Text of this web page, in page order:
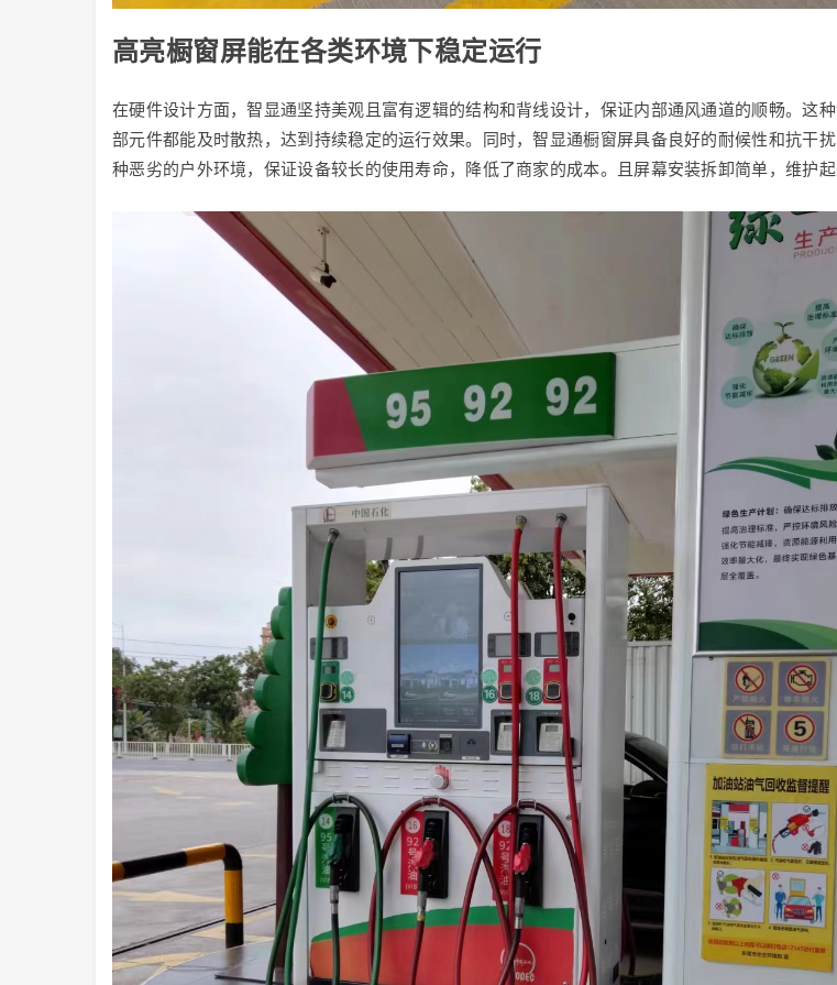
高亮橱窗屏能在各类环境下稳定运行
在硬件设计方面，智显通坚持美观且富有逻辑的结构和背线设计，保证内部通风通道的顺畅。这
部元件都能及时散热，达到持续稳定的运行效果。同时，智显通橱窗屏具备良好的耐候性和抗干
种恶劣的户外环境，保证设备较长的使用寿命，降低了商家的成本。且屏幕安装拆卸简单，维护起